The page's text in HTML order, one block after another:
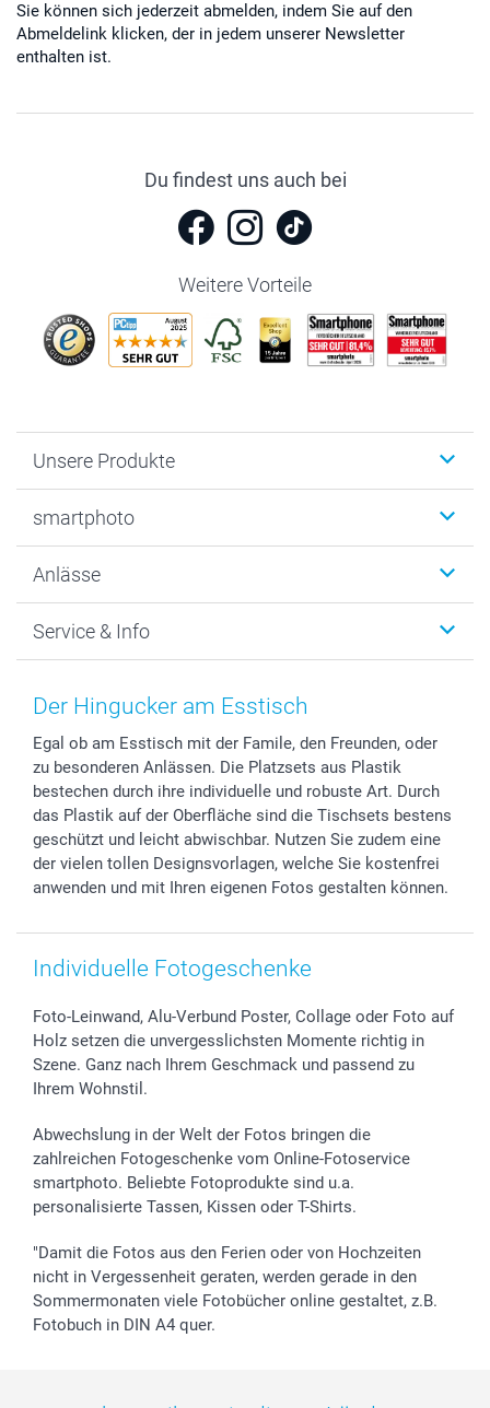
Sie können sich jederzeit abmelden, indem Sie auf den
Abmeldelink klicken, der in jedem unserer Newsletter
enthalten ist.
Du findest uns auch bei
Weitere Vorteile
Unsere Produkte
Fotogeschenke
MyNameBook
Fotoabzüge, Fotos als Buch & Poster
Zubehör & Material
Sticker & Etiketten
Geschenk-Gutscheine (PDF)
smartphoto
Warum smartphoto
Datenschutz
AGB
Presse
Partnerprogramme
Investor Relations
B2B smartbusiness
Widerrufsrecht
Anlässe
Neujahr
Muttertag
Kommunion & Konfirmation
Hochzeit
Geburtstag
Geburt
Zu allen Anlässen
Service & Info
Anmelden /Registrieren
Lieferfristen
72h Lieferung
Zahlungsmöglichkeiten
Sitemap
Status der Bestellung
smartfriends
Der Hingucker am Esstisch
Egal ob am Esstisch mit der Famile, den Freunden, oder
zu besonderen Anlässen. Die Platzsets aus Plastik
bestechen durch ihre individuelle und robuste Art. Durch
das Plastik auf der Oberfläche sind die Tischsets bestens
geschützt und leicht abwischbar. Nutzen Sie zudem eine
der vielen tollen Designsvorlagen, welche Sie kostenfrei
anwenden und mit Ihren eigenen Fotos gestalten können.
Individuelle Fotogeschenke
Foto-Leinwand, Alu-Verbund Poster, Collage oder Foto auf
Holz setzen die unvergesslichsten Momente richtig in
Szene. Ganz nach Ihrem Geschmack und passend zu
Ihrem Wohnstil.
Abwechslung in der Welt der Fotos bringen die
zahlreichen Fotogeschenke vom Online-Fotoservice
smartphoto. Beliebte Fotoprodukte sind u.a.
personalisierte Tassen, Kissen oder T-Shirts.
"Damit die Fotos aus den Ferien oder von Hochzeiten
nicht in Vergessenheit geraten, werden gerade in den
Sommermonaten viele Fotobücher online gestaltet, z.B.
Fotobuch in DIN A4 quer.